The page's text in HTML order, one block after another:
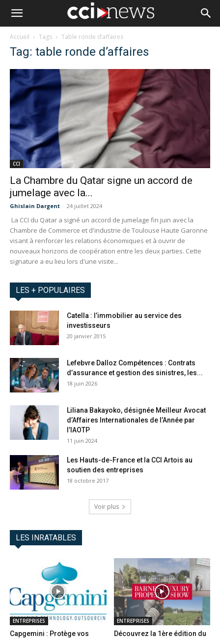
Accueil Tags Table ronde d’affaires
Tag: table ronde d’affaires
CCI
La Chambre du Qatar signe un accord de
jumelage avec la...
Ghislain Dargent - 24 juillet 2024
La CCI du Qatar a signé un accord de jumelage fin juin avec la
Chambre de Commerce et d'industrie de Toulouse Haute Garonne
visant à renforcer les relations économiques et à ouvrir de
nouveaux horizons de coopération entre les deux parties. Cette
signature a eu lieu lors d'une visite...
LES + POPULAIRES
Catella : l’immobilier au service des
investisseurs
20 janvier 2015
Lefebvre Dalloz Compétences : Contrats
d’assurance et gestion des sinistres, les...
18 juin 2026
Liliana Bakayoko, désignée Meilleur Avocat
d’Affaires Internationales de l’Année par
l’IAOTP
11 juin 2024
Les Hauts-de-France et la CCI Artois au
soutien des entreprises
18 octobre 2017
Voir plus
LES INRATABLES
ENTREPRISES
Capgemini : Protège vos
ENTREPRISES
Découvrez la 1ère édition du